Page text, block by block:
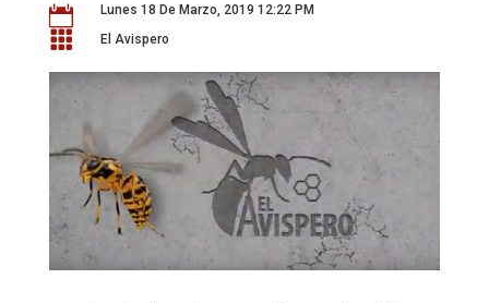
 Lunes 18 De Marzo, 2019 12:22 PM
 El Avispero